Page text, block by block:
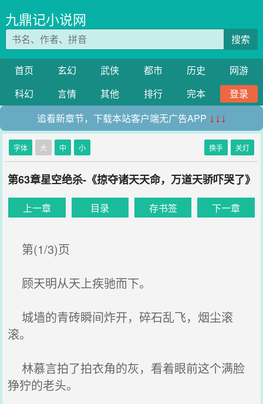
九鼎记小说网
搜索
首页 玄幻 武侠 都市 历史
网游
科幻
言情 其他 排行 完本
登录
追看新章节，下载本站客户端无广告APP ↓↓↓
字体 大 中 小 换手 关灯
第63章星空绝杀-《掠夺诸天天命，万道天骄吓哭了》
上一章 目录 存书签 下一章
第(1/3)页
顾天明从天上疾驰而下。
城墙的青砖瞬间炸开，碎石乱飞，烟尘滚
滚。
林慕言拍了拍衣角的灰，看着眼前这个满脸
狰狞的老头。